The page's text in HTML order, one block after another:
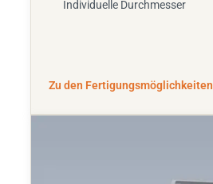
Individuelle Durchmesser
Zu den Fertigungsmöglichkeiten